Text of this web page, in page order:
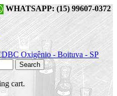
WHATSAPP: (15) 99607-0372
Search
cart.